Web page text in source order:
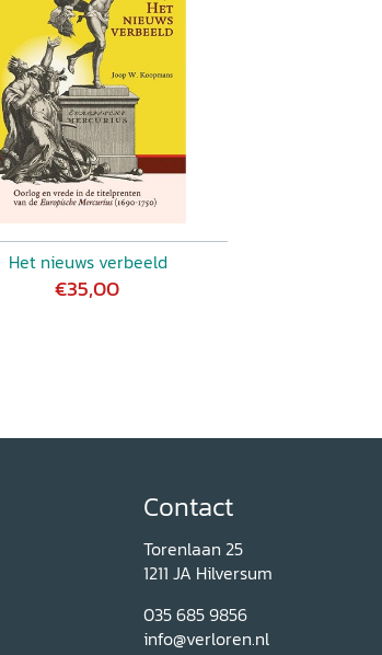
Het nieuws verbeeld
€35,00
Contact
Torenlaan 25
1211 JA Hilversum
035 685 9856
info@verloren.nl